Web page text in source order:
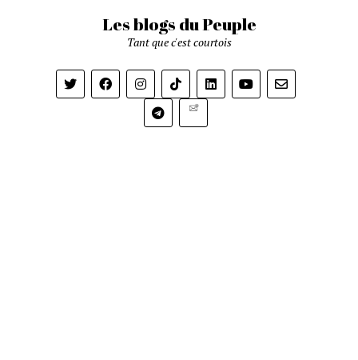
Les blogs du Peuple
Tant que c'est courtois